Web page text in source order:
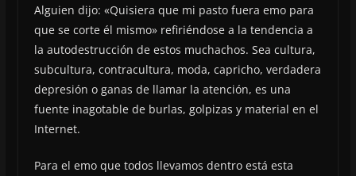
Alguien dijo: «Quisiera que mi pasto fuera emo para
que se corte él mismo» refiriéndose a la tendencia a
la autodestrucción de estos muchachos. Sea cultura,
subcultura, contracultura, moda, capricho, verdadera
depresión o ganas de llamar la atención, es una
fuente inagotable de burlas, golpizas y material en el
Internet.
Para el emo que todos llevamos dentro está esta